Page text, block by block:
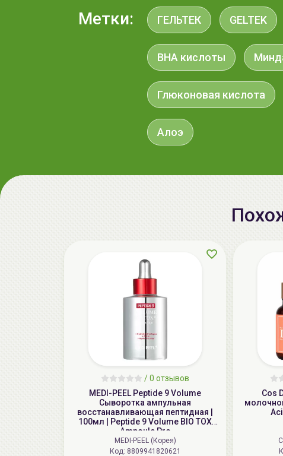
Метки: ГЕЛЬТЕК GELTEK
BHA кислоты
Глюконовая кислота
Алоэ
/0 отзывов
MEDI-PEEL Peptide 9 Volume
Сыворотка ампульная
восстанавливающая пептидная |
100мл | Peptide 9 Volume BIO TOX
Ampoule Pro
MEDI-PEEL (Корея)
Код: 8809941820621
Cos